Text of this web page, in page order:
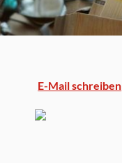
E-Mail schreiben